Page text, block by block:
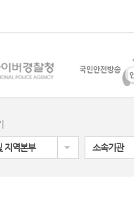
소속기관
지역본부